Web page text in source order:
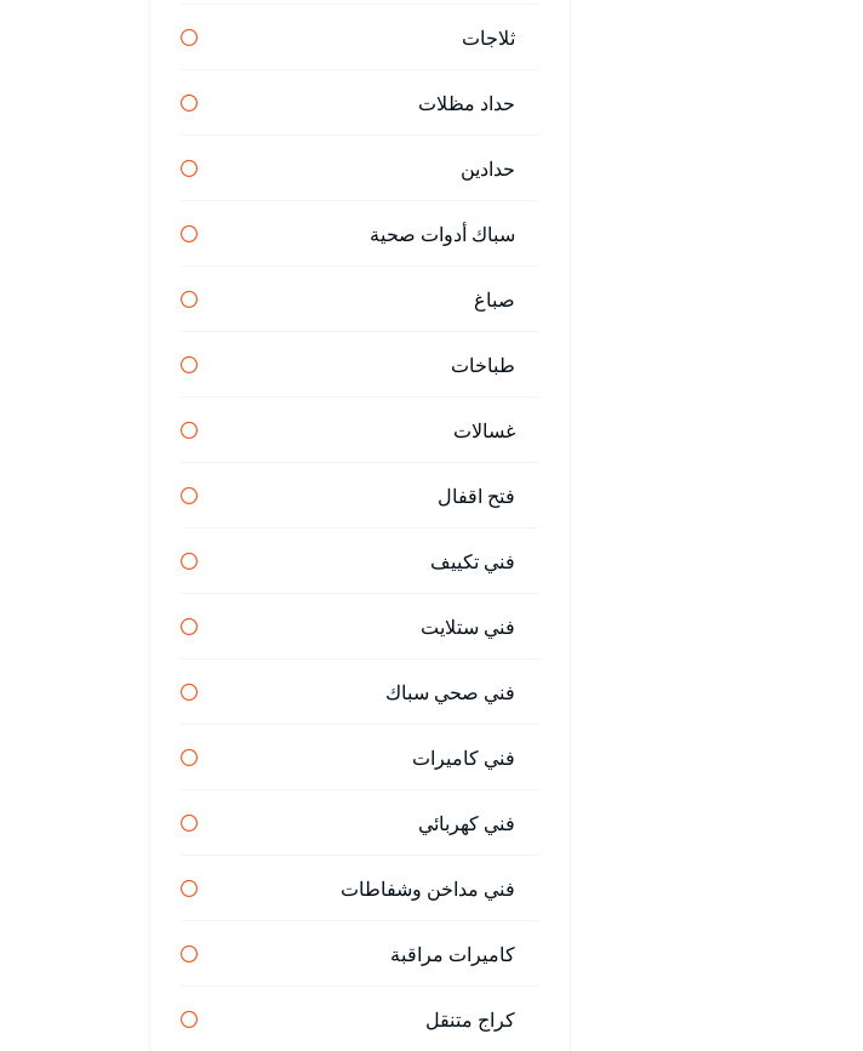
ثلاجات
حداد مظلات
حدادين
سباك أدوات صحية
صباغ
طباخات
غسالات
فتح اقفال
فني تكييف
فني ستلايت
فني صحي سباك
فني كاميرات
فني كهربائي
فني مداخن وشفاطات
كاميرات مراقبة
كراج متنقل